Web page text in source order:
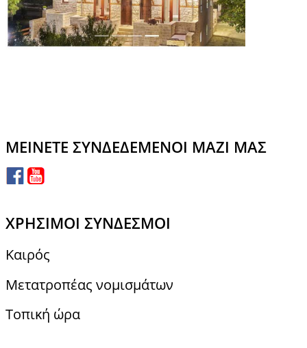
ΜΕΊΝΕΤΕ ΣΥΝΔΕΔΕΜΈΝΟΙ ΜΑΖΊ ΜΑΣ
ΧΡΉΣΙΜΟΙ ΣΎΝΔΕΣΜΟΙ
Καιρός
Μετατροπέας νομισμάτων
Τοπική ώρα